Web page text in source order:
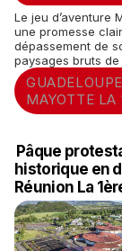
Le jeu d’aventure
une promesse
dépassement de
paysages bruts de
MAYOTTE LA
Pâque
historique en
Réunion La